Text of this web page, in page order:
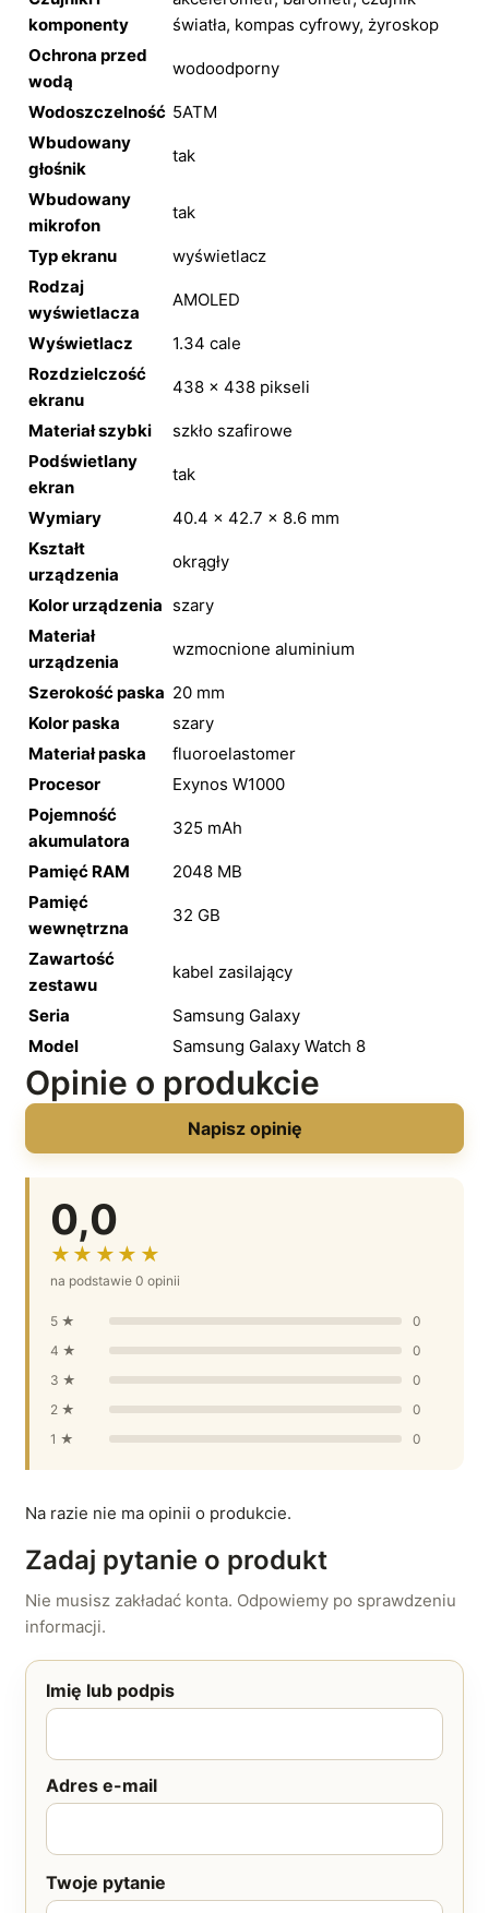
komponenty
światła, kompas cyfrowy, żyroskop
Ochrona przed
wodą
wodoodporny
Wodoszczelność 5ATM
Wbudowany
głośnik
tak
Wbudowany
mikrofon
tak
Typ ekranu
wyświetlacz
Rodzaj
wyświetlacza
AMOLED
Wyświetlacz
1.34 cale
Rozdzielczość
ekranu
438 x 438 pikseli
Materiał szybki
szkło szafirowe
Podświetlany
ekran
tak
Wymiary
40.4 x 42.7 x 8.6 mm
Kształt
urządzenia
okrągły
Kolor urządzenia szary
Materiał
urządzenia
wzmocnione aluminium
Szerokość paska 20 mm
Kolor paska
szary
Materiał paska
fluoroelastomer
Procesor
Exynos W1000
Pojemność
akumulatora
325 mAh
Pamięć RAM
2048 MB
Pamięć
wewnętrzna
32 GB
Zawartość
zestawu
kabel zasilający
Seria
Samsung Galaxy
Model
Samsung Galaxy Watch 8
Opinie o produkcie
Napisz opinię
0,0
★★★★★
na podstawie 0 opinii
5 ★
0
4 ★
0
3 ★
0
2 ★
0
1 ★
0
Na razie nie ma opinii o produkcie.
Zadaj pytanie o produkt
Nie musisz zakładać konta. Odpowiemy po sprawdzeniu
informacji.
Imię lub podpis
Adres e-mail
Twoje pytanie